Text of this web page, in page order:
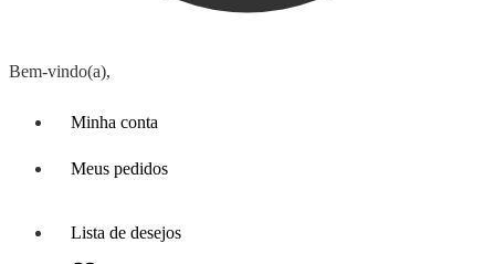
Bem-vindo(a),
Minha conta
Meus pedidos
Lista de desejos